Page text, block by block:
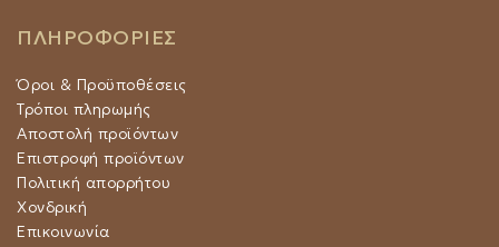
ΠΛΗΡΟΦΟΡΙΕΣ
Όροι & Προϋποθέσεις
Τρόποι πληρωμής
Αποστολή προϊόντων
Επιστροφή προϊόντων
Πολιτική απορρήτου
Χονδρική
Επικοινωνία